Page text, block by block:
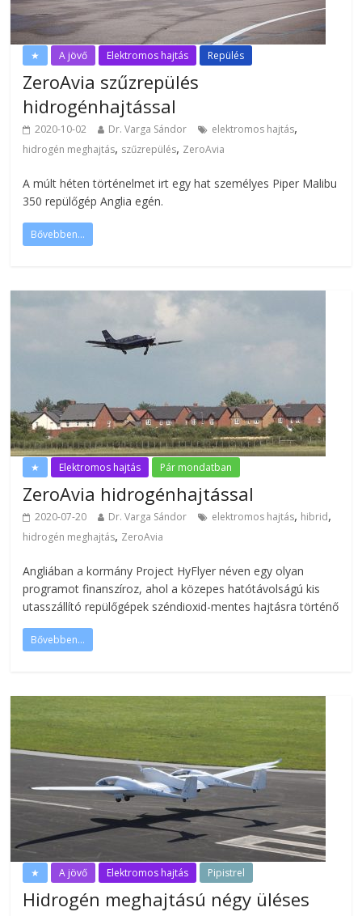
★ A jövő Elektromos hajtás Repülés
ZeroAvia szűzrepülés
hidrogénhajtással
2020-10-02 Dr. Varga Sándor elektromos hajtás,
hidrogén meghajtás, szűzrepülés, ZeroAvia
A múlt héten történelmet irt egy hat személyes Piper Malibu
350 repülőgép Anglia egén.
Bővebben...
★ Elektromos hajtás Pár mondatban
ZeroAvia hidrogénhajtással
2020-07-20 Dr. Varga Sándor elektromos hajtás, hibrid,
hidrogén meghajtás, ZeroAvia
Angliában a kormány Project HyFlyer néven egy olyan
programot finanszíroz, ahol a közepes hatótávolságú kis
utasszállító repülőgépek széndioxid-mentes hajtásra történő
Bővebben...
★ A jövő Elektromos hajtás Pipistrel
Hidrogén meghajtású négy üléses